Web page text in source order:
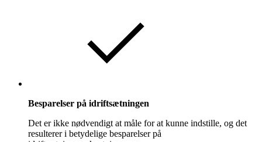
Besparelser på idriftsætningen
Det er ikke nødvendigt at måle for at kunne indstille, og det
resulterer i betydelige besparelser på